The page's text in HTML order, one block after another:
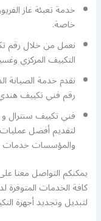
خدمة تعبئة غاز
خاصة.
نعمل من خلال رقم
التكييف المركزي
نقدم خدمة الصيانة
رقم فني تكييف
فني تكييف سنترال
لتقديم أفضل
والمؤسسات خدمات
يمكنكم التواصل معنا
كافة الخدمات
لتبديل وتجديد أجهزة